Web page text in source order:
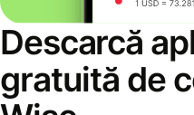
Descarcă
gratuită de